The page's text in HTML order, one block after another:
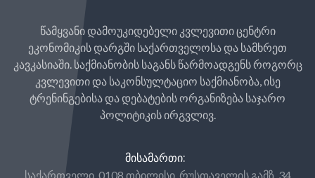
წამყვანი დამოუკიდებელი კვლევითი ცენტრი
ეკონომიკის დარგში საქართველოსა და სამხრეთ
კავკასიაში. საქმიანობის საგანს წარმოადგენს როგორც
კვლევითი და საკონსულტაციო საქმიანობა, ისე
ტრენინგებისა და დებატების ორგანიზება საჯარო
პოლიტიკის ირგვლივ.
ᲛᲘᲡᲐᲛᲐᲠᲗᲘ:
საქართველი, 0108 თბილისი, რუსთაველის გამზ. 34